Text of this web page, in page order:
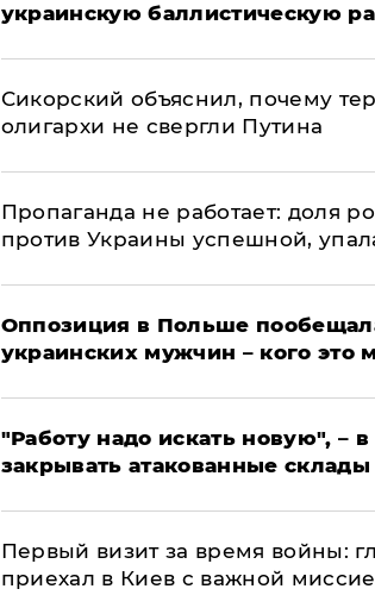
украинскую баллистическую
Сикорский объяснил, почему
олигархи не свергли Путина
​Пропаганда не работает: доля
против Украины успешной,
Оппозиция в Польше
украинских мужчин – кого это
"Работу надо искать новую", –
закрывать атакованные склады
Первый визит за время войны:
приехал в Киев с важной